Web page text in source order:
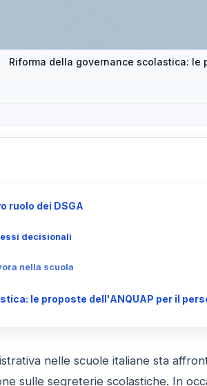
Riforma della governance scolastica: le
ruolo dei DSGA
decisionali
nella scuola
le proposte dell'ANQUAP per il
nelle scuole italiane sta
sulle segreterie scolastiche. In